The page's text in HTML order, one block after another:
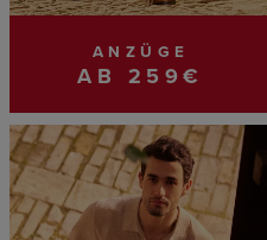
ANZÜGE
AB 259€